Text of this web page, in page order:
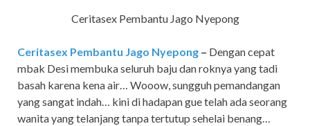
Ceritasex Pembantu Jago Nyepong
Ceritasex Pembantu Jago Nyepong – Dengan cepat
mbak Desi membuka seluruh baju dan roknya yang tadi
basah karena kena air… Wooow, sungguh pemandangan
yang sangat indah… kini di hadapan gue telah ada seorang
wanita yang telanjang tanpa tertutup sehelai benang…